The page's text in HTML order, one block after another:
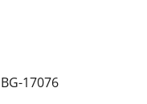
BG-17076